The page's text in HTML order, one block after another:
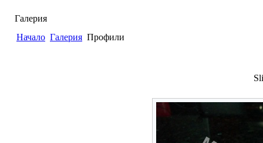
Галерия
Начало Галерия Профили